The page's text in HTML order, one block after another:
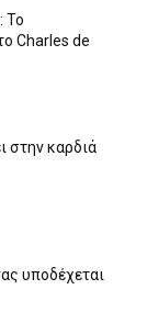
Το
Charles de
στην καρδιά
υποδέχεται